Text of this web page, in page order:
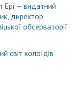
— видатний
директор
обсерваторії
світ колоїдів